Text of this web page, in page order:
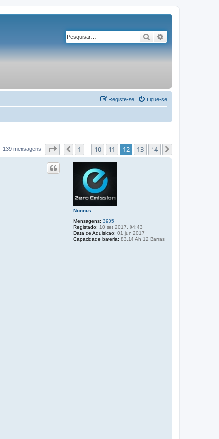
Pesquisar
Ligue-se
Registe-se
139 mensagens Página12 de14
Anterior
1 10 11 12 13 14
Nonnus
Mensagens: 3905
Registado: 10 set 2017, 04:43
Data de Aquisicao: 01 jun 2017
Capacidade bateria: 83,14 Ah 12 Barras